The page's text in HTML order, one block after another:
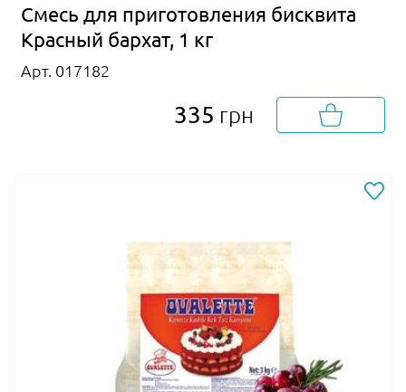
Смесь для приготовления бисквита
Красный бархат, 1 кг
Арт. 017182
335 грн